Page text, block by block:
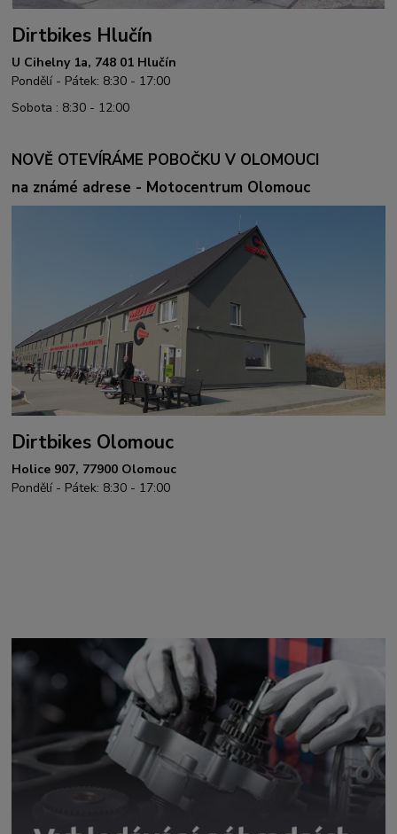
Dirtbikes Hlučín
U Cihelny 1a, 748 01 Hlučín
Pondělí - Pátek: 8:30 - 17:00
Sobota : 8:30 - 12:00
NOVĚ OTEVÍRÁME POBOČKU V OLOMOUCI
na známé adrese - Motocentrum Olomouc
Dirtbikes Olomouc
Holice 907, 77900 Olomouc
Pondělí - Pátek: 8:30 - 17:00